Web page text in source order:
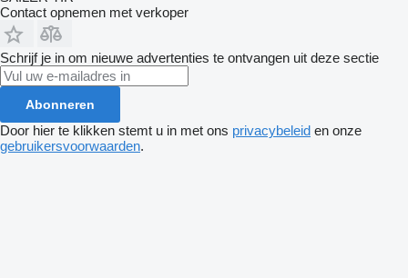
Contact opnemen met verkoper
Schrijf je in om nieuwe advertenties te ontvangen uit deze sectie
Abonneren
Door hier te klikken stemt u in met ons privacybeleid en onze
gebruikersvoorwaarden.